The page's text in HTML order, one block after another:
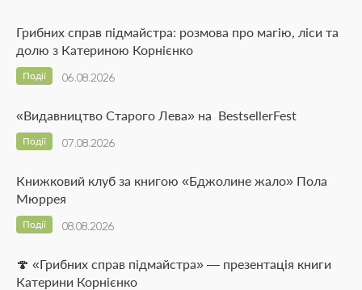
Грибних справ підмайстра: розмова про магію, ліси та
долю з Катериною Корнієнко
06.08.2026
Події
«Видавництво Старого Лева» на BestsellerFest
07.08.2026
Події
Книжковий клуб за книгою «Бджолине жало» Пола
Мюррея
08.08.2026
Події
🍄 «Грибних справ підмайстра» — презентація книги
Катерини Корнієнко